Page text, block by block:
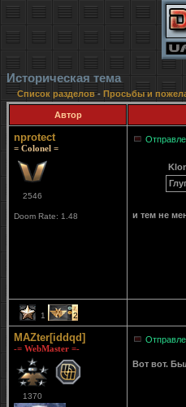
Историческая тема
Список разделов- Просьбы и
Автор
nprotect
= Colonel =
2546
Doom Rate: 1.48 и тем не
1 2
MAZter[iddqd]
-= WebMaster =-
1370
Вот вот.